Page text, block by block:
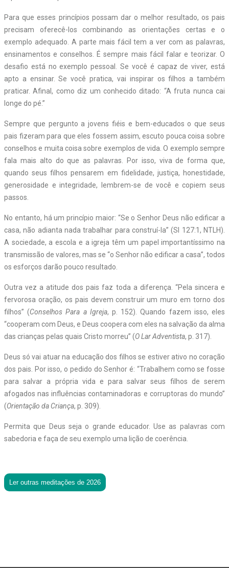
Para que esses princípios possam dar o melhor resultado, os pais
precisam oferecê-los combinando as orientações certas e o
exemplo adequado. A parte mais fácil tem a ver com as palavras,
ensinamentos e conselhos. É sempre mais fácil falar e teorizar. O
desafio está no exemplo pessoal. Se você é capaz de viver, está
apto a ensinar. Se você pratica, vai inspirar os filhos a também
praticar. Afinal, como diz um conhecido ditado: “A fruta nunca cai
longe do pé.”
Sempre que pergunto a jovens fiéis e bem-educados o que seus
pais fizeram para que eles fossem assim, escuto pouca coisa sobre
conselhos e muita coisa sobre exemplos de vida. O exemplo sempre
fala mais alto do que as palavras. Por isso, viva de forma que,
quando seus filhos pensarem em fidelidade, justiça, honestidade,
generosidade e integridade, lembrem-se de você e copiem seus
passos.
No entanto, há um princípio maior: “Se o Senhor Deus não edificar a
casa, não adianta nada trabalhar para construí-la” (Sl 127:1, NTLH).
A sociedade, a escola e a igreja têm um papel importantíssimo na
transmissão de valores, mas se “o Senhor não edificar a casa”, todos
os esforços darão pouco resultado.
Outra vez a atitude dos pais faz toda a diferença. “Pela sincera e
fervorosa oração, os pais devem construir um muro em torno dos
filhos” (Conselhos Para a Igreja, p. 152). Quando fazem isso, eles
“cooperam com Deus, e Deus coopera com eles na salvação da alma
das crianças pelas quais Cristo morreu” (O Lar Adventista, p. 317).
Deus só vai atuar na educação dos filhos se estiver ativo no coração
dos pais. Por isso, o pedido do Senhor é: “Trabalhem como se fosse
para salvar a própria vida e para salvar seus filhos de serem
afogados nas influências contaminadoras e corruptoras do mundo”
(Orientação da Criança, p. 309).
Permita que Deus seja o grande educador. Use as palavras com
sabedoria e faça de seu exemplo uma lição de coerência.
Ler outras meditações de 2026